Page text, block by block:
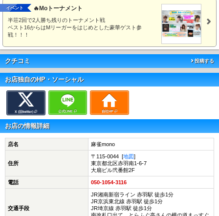
イベント 🔥Moトーナメント
半荘2回で2人勝ち残りのトーナメント戦
ベスト16からはMリーガーをはじめとした豪華ゲスト参
戦！！！
クチコミ 投稿する
お店独自のHP・ソーシャル
X (旧twitter) 公式LINE 自社HP
お店の情報詳細
店名 麻雀mono
住所
〒115-0044 [地図]
東京都北区赤羽南1-6-7
大扇ビル弐番館2F
電話 050-1054-3116
交通手段
JR湘南新宿ライン 赤羽駅 徒歩1分
JR京浜東北線 赤羽駅 徒歩1分
JR埼京線 赤羽駅 徒歩1分